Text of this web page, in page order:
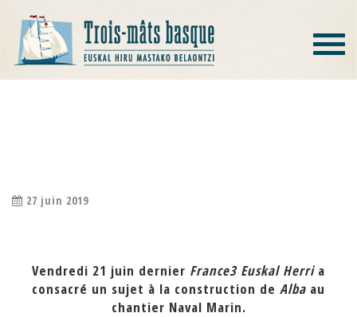
Toggle
27 juin 2019
Vendredi 21 juin dernier France3 Euskal Herria
consacré un sujet à la construction de Alba au
chantier Naval Marin.